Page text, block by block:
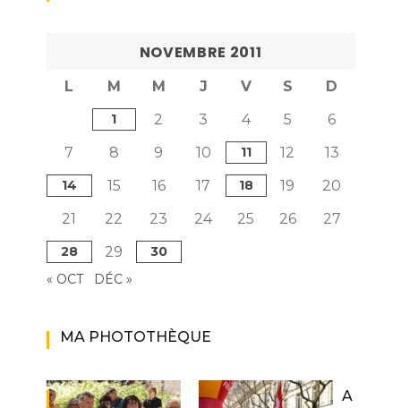
NOVEMBRE 2011
L M M J V S D
1 2 3 4 5
6
7
8 9 10 11 12 13
14 15 16 17 18 19
20
21
22 23 24 25 26 27
28 29
30
« OCT
DÉC »
MA PHOTOTHÈQUE
A